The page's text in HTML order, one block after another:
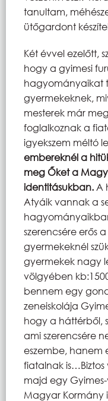
tanultam,
ütőgardont
Két évvel ezelőtt,
hogy a gyimesi
hagyományaikat
gyermekeknek,
mesterek már
foglalkoznak a
igyekszem méltó
embereknél a
meg Őket a
identitásukban. A
Atyáik vannak a
szerencsére erős
gyermekeknél
gyermekek nagy
völgyében
bennem egy
zeneiskolája
hogy a háttérből,
ami szerencsére
eszembe, hanem
fiatalnak
majd egy
Magyar Kormány